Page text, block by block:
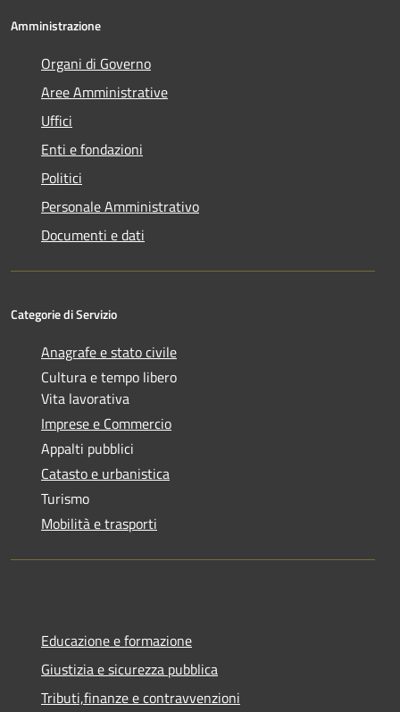
Amministrazione
Organi di Governo
Aree Amministrative
Uffici
Enti e fondazioni
Politici
Personale Amministrativo
Documenti e dati
Categorie di Servizio
Anagrafe e stato civile
Cultura e tempo libero
Vita lavorativa
Imprese e Commercio
Appalti pubblici
Catasto e urbanistica
Turismo
Mobilità e trasporti
Educazione e formazione
Giustizia e sicurezza pubblica
Tributi,finanze e contravvenzioni